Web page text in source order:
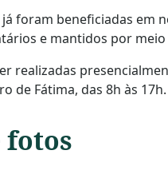
foram beneficiadas em
e mantidos por meio
realizadas
de Fátima, das 8h às 17h.